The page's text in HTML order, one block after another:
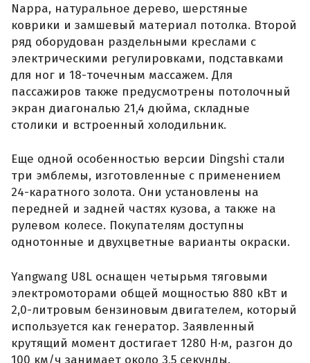
Nappa, натуральное дерево, шерстяные
коврики и замшевый материал потолка. Второй
ряд оборудован раздельными креслами с
электрическими регулировками, подставками
для ног и 18-точечным массажем. Для
пассажиров также предусмотрены потолочный
экран диагональю 21,4 дюйма, складные
столики и встроенный холодильник.
Еще одной особенностью версии Dingshi стали
три эмблемы, изготовленные с применением
24-каратного золота. Они установлены на
передней и задней частях кузова, а также на
рулевом колесе. Покупателям доступны
однотонные и двухцветные варианты окраски.
Yangwang U8L оснащен четырьмя тяговыми
электромоторами общей мощностью 880 кВт и
2,0-литровым бензиновым двигателем, который
используется как генератор. Заявленный
крутящий момент достигает 1280 Н·м, разгон до
100 км/ч занимает около 3,5 секунды.